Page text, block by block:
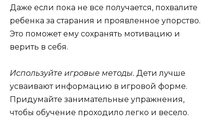
Даже если пока не все получается, похвалите
ребенка за старания и проявленное упорство.
Это поможет ему сохранять мотивацию и
верить в себя.
Используйте игровые методы. Дети лучше
усваивают информацию в игровой форме.
Придумайте занимательные упражнения,
чтобы обучение проходило легко и весело.